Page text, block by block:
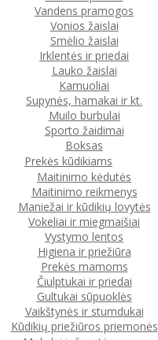
Vandens pramogos
Vonios žaislai
Smėlio žaislai
Irklentės ir priedai
Lauko žaislai
Kamuoliai
Supynės, hamakai ir kt.
Muilo burbulai
Sporto žaidimai
Boksas
Prekės kūdikiams
Maitinimo kėdutės
Maitinimo reikmenys
Maniežai ir kūdikių lovytės
Vokeliai ir miegmaišiai
Vystymo lentos
Higiena ir priežiūra
Prekės mamoms
Čiulptukai ir priedai
Gultukai sūpuoklės
Vaikštynės ir stumdukai
Kūdikių priežiūros priemonės